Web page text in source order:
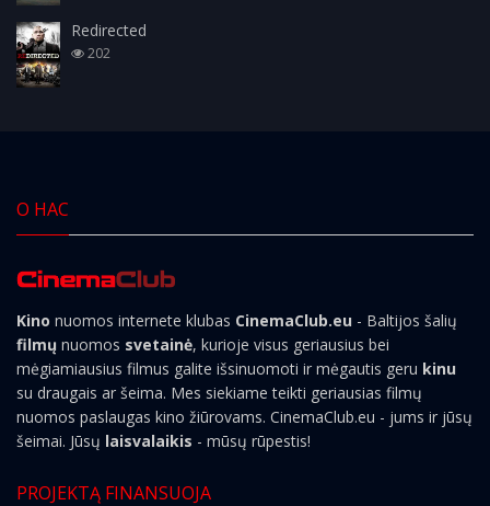
Redirected
202
О НАС
Kino nuomos internete klubas CinemaClub.eu - Baltijos šalių
filmų nuomos svetainė, kurioje visus geriausius bei
mėgiamiausius filmus galite išsinuomoti ir mėgautis geru kinu
su draugais ar šeima. Mes siekiame teikti geriausias filmų
nuomos paslaugas kino žiūrovams. CinemaClub.eu - jums ir jūsų
šeimai. Jūsų laisvalaikis - mūsų rūpestis!
PROJEKTĄ FINANSUOJA